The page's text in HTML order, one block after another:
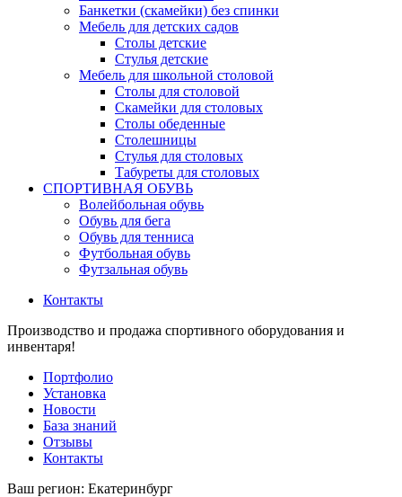
Банкетки (скамейки) без спинки
Мебель для детских садов
Столы детские
Стулья детские
Мебель для школьной столовой
Столы для столовой
Скамейки для столовых
Столы обеденные
Столешницы
Стулья для столовых
Табуреты для столовых
СПОРТИВНАЯ ОБУВЬ
Волейбольная обувь
Обувь для бега
Обувь для тенниса
Футбольная обувь
Футзальная обувь
Контакты
Производство и продажа спортивного оборудования и
инвентаря!
Портфолио
Установка
Новости
База знаний
Отзывы
Контакты
Ваш регион: Екатеринбург